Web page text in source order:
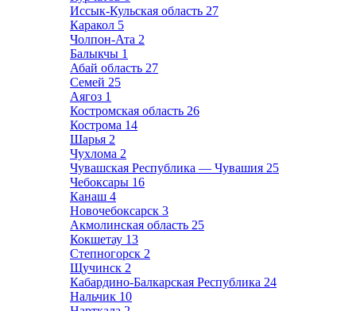
Иссык-Кульская область 27
Каракол 5
Чолпон-Ата 2
Балыкчы 1
Абай область 27
Семей 25
Аягоз 1
Костромская область 26
Кострома 14
Шарья 2
Чухлома 2
Чувашская Республика — Чувашия 25
Чебоксары 16
Канаш 4
Новочебоксарск 3
Акмолинская область 25
Кокшетау 13
Степногорск 2
Щучинск 2
Кабардино-Балкарская Республика 24
Нальчик 10